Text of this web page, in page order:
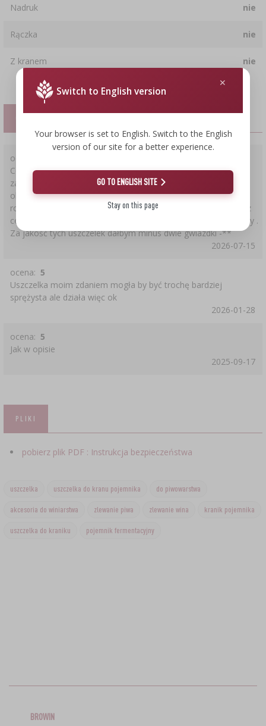
Nadruk nie
Rączka nie
Z kranem nie
ocena:
Co roku zamawiam i co roku się powtarza , uszczelka po
założeniu i napełnieniu pojemnika pęka , jest nieszczelna, z
okolic kranu zaczyna kapac. Zakładając kolejna uszczelkę
robilem to delikatnie aby jej jej naruszyć , niestety mija się to z
celem , po napełnieniu 4 pojemników , w dwóch uszczelki pękły .
Za jakość tych uszczelek dałbym minus dwie gwiazdki -**
2026-07-15
ocena: 5
Uszczelka moim zdaniem mogła by być trochę bardziej
sprężysta ale działa więc ok
2026-01-28
ocena: 5
Jak w opisie
2025-09-17
PLIKI
pobierz plik PDF : Instrukcja bezpieczeństwa
uszczelka uszczelka do kranu pojemnika do piwowarstwa
akcesoria do winiarstwa zlewanie piwa zlewanie wina kranik pojemnika
uszczelka do kraniku pojemnik fermentacyjny
Switch to English version
Your browser is set to English. Switch to the English
version of our site for a better experience.
GO TO ENGLISH SITE
Stay on this page
BROWIN